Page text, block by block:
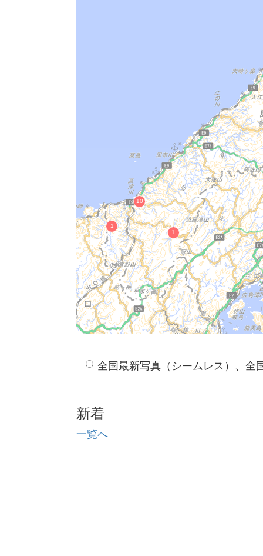
全国最新写真（シームレス）、全
新着
一覧へ